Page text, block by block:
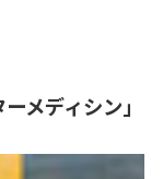
メディシン」